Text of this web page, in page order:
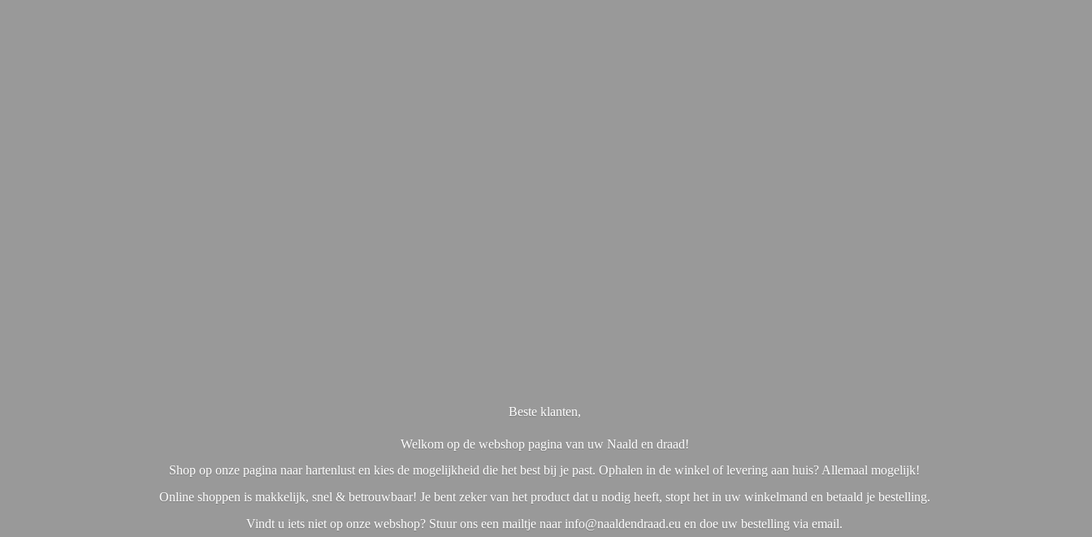
Beste klanten,
Welkom op de webshop pagina van uw Naald en draad!
Shop op onze pagina naar hartenlust en kies de mogelijkheid die het best bij je past. Ophalen in de winkel of levering aan huis? Allemaal mogelijk!
Online shoppen is makkelijk, snel & betrouwbaar! Je bent zeker van het product dat u nodig heeft, stopt het in uw winkelmand en betaald je bestelling.
Vindt u iets niet op onze webshop? Stuur ons een mailtje naar info@naaldendraad.eu en doe uw bestelling via email.